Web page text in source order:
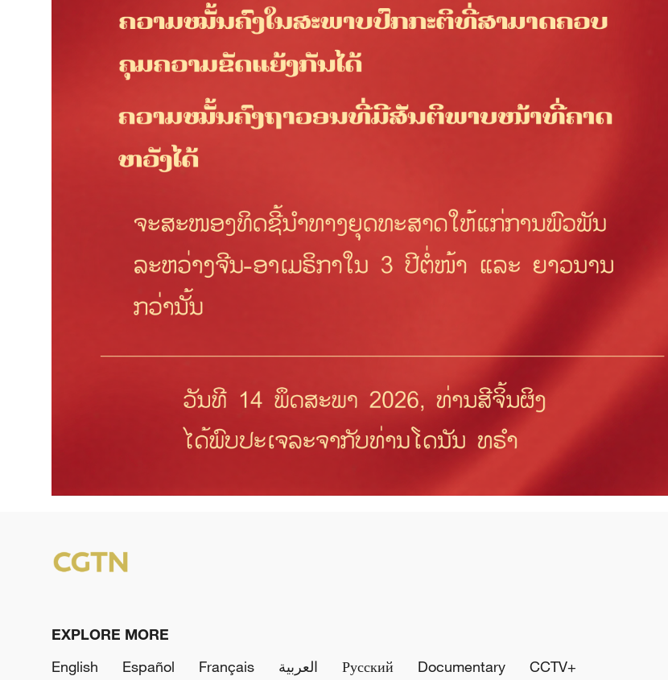
EXPLORE MORE
English
Español Français العربية Русский Documentary CCTV+